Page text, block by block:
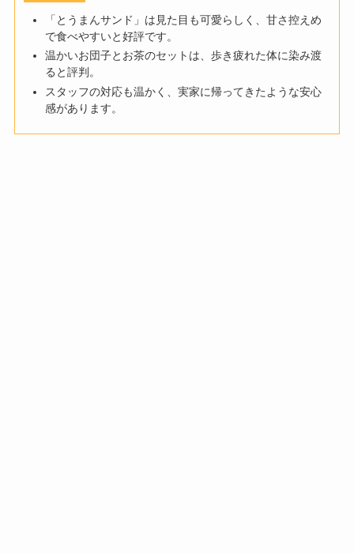
「とうまんサンド」は見た目も可愛らしく、甘さ控えめ
で食べやすいと好評です。
温かいお団子とお茶のセットは、歩き疲れた体に染み渡
ると評判。
スタッフの対応も温かく、実家に帰ってきたような安心
感があります。